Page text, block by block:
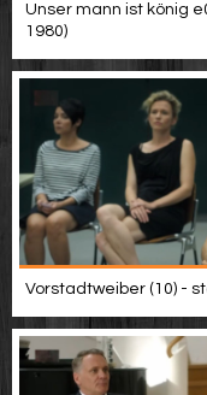
Unser mann ist könig
1980)
Vorstadtweiber (10) -